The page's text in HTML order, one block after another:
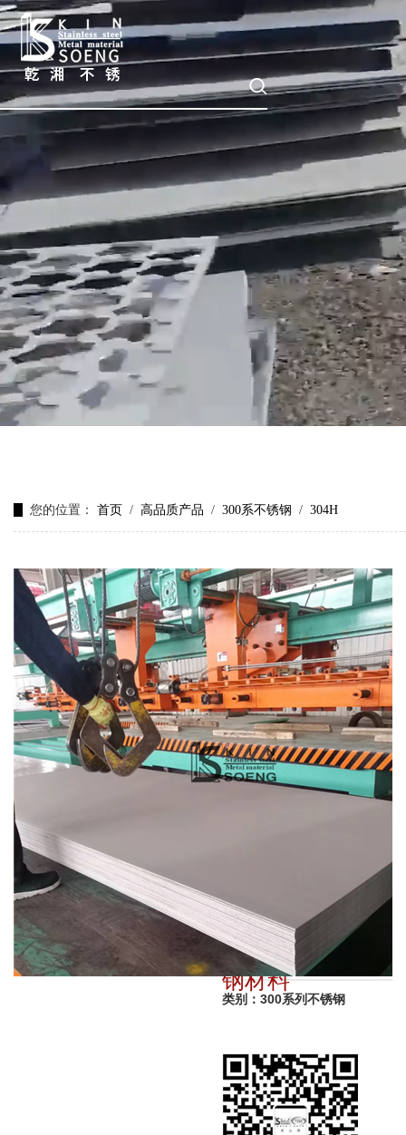
您的位置： 首页 / 高品质产品 / 300系不锈钢 / 304H
品名：304H不锈
钢材料
类别：300系列不锈钢